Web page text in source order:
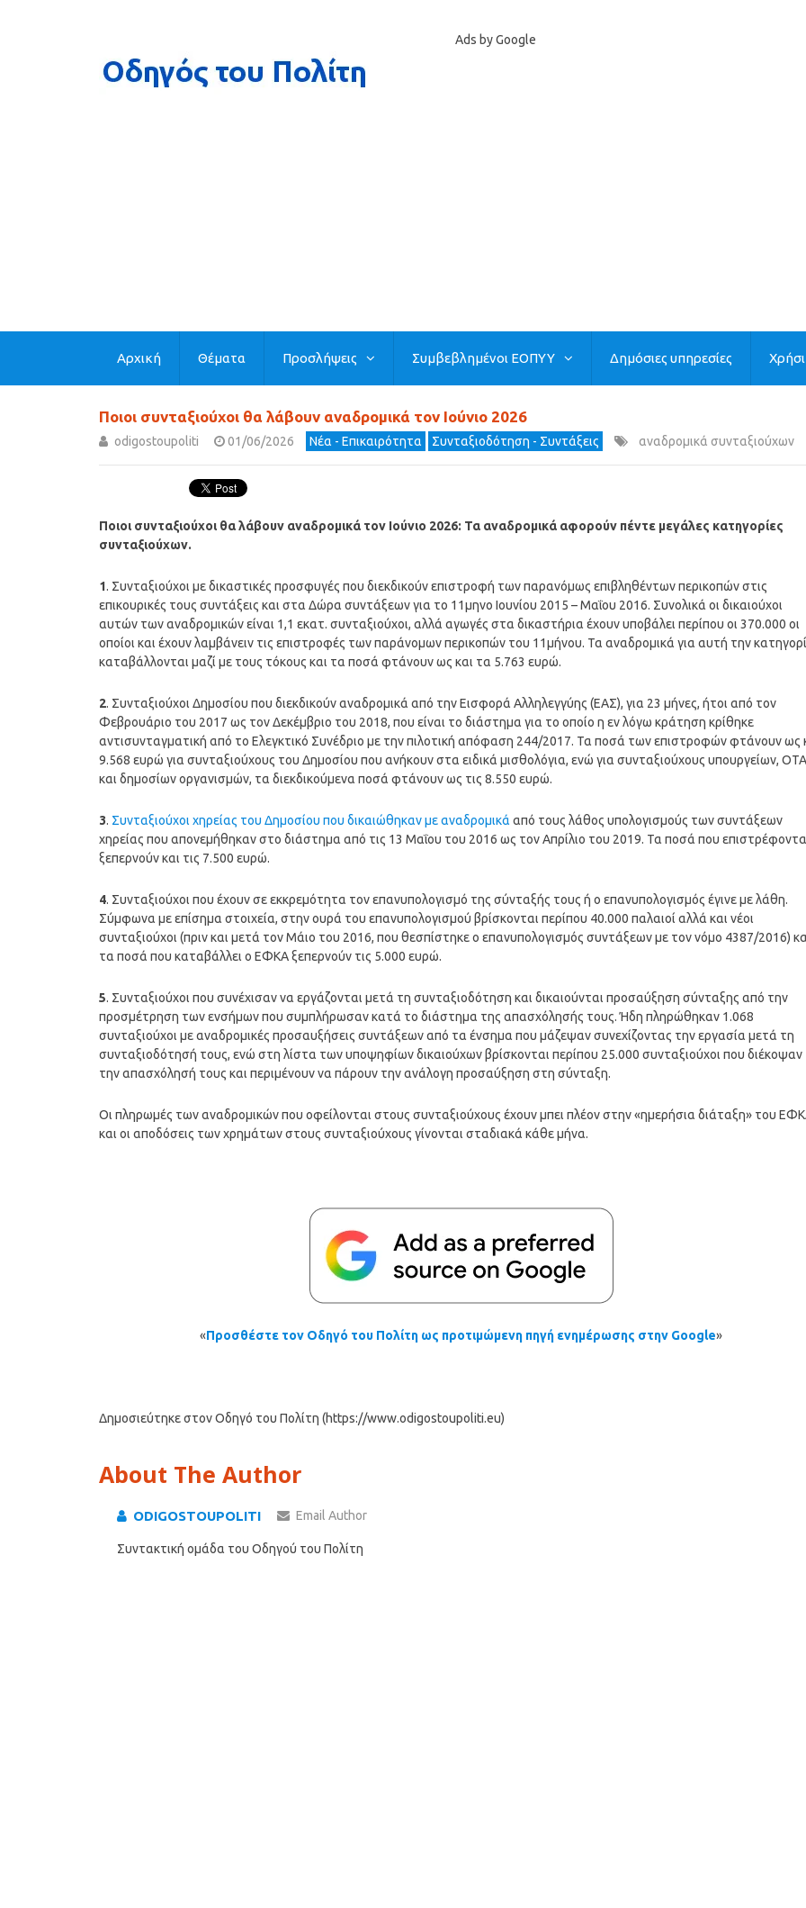
Ads by Google
Αρχική Θέματα Προσλήψεις Συμβεβλημένοι ΕΟΠΥΥ Δημόσιες υπηρεσίες
Ποιοι συνταξιούχοι θα λάβουν αναδρομικά τον Ιούνιο 2026
odigostoupoliti 01/06/2026 Νέα - Επικαιρότητα Συνταξιοδότηση - Συντάξεις αναδρομικά συνταξιούχων
Ποιοι συνταξιούχοι θα λάβουν αναδρομικά τον Ιούνιο 2026: Τα αναδρομικά αφορούν πέντε μεγάλες κατηγορίες
συνταξιούχων.
1. Συνταξιούχοι με δικαστικές προσφυγές που διεκδικούν επιστροφή των παρανόμως επιβληθέντων περικοπών στις
επικουρικές τους συντάξεις και στα Δώρα συντάξεων για το 11μηνο Ιουνίου 2015 – Μαΐου 2016. Συνολικά οι δικαιούχοι
αυτών των αναδρομικών είναι 1,1 εκατ. συνταξιούχοι, αλλά αγωγές στα δικαστήρια έχουν υποβάλει περίπου οι 370.000 οι
οποίοι και έχουν λαμβάνειν τις επιστροφές των παράνομων περικοπών του 11μήνου. Τα αναδρομικά για αυτή την
καταβάλλονται μαζί με τους τόκους και τα ποσά φτάνουν ως και τα 5.763 ευρώ.
2. Συνταξιούχοι Δημοσίου που διεκδικούν αναδρομικά από την Εισφορά Αλληλεγγύης (ΕΑΣ), για 23 μήνες, ήτοι από τον
Φεβρουάριο του 2017 ως τον Δεκέμβριο του 2018, που είναι το διάστημα για το οποίο η εν λόγω κράτηση κρίθηκε
αντισυνταγματική από το Ελεγκτικό Συνέδριο με την πιλοτική απόφαση 244/2017. Τα ποσά των επιστροφών φτάνουν ως
9.568 ευρώ για συνταξιούχους του Δημοσίου που ανήκουν στα ειδικά μισθολόγια, ενώ για συνταξιούχους υπουργείων, ΟΤΑ
και δημοσίων οργανισμών, τα διεκδικούμενα ποσά φτάνουν ως τις 8.550 ευρώ.
3. Συνταξιούχοι χηρείας του Δημοσίου που δικαιώθηκαν με αναδρομικάαπό τους λάθος υπολογισμούς των συντάξεων
χηρείας που απονεμήθηκαν στο διάστημα από τις 13 Μαΐου του 2016 ως τον Απρίλιο του 2019. Τα ποσά που
ξεπερνούν και τις 7.500 ευρώ.
4. Συνταξιούχοι που έχουν σε εκκρεμότητα τον επανυπολογισμό της σύνταξής τους ή ο επανυπολογισμός έγινε με λάθη.
Σύμφωνα με επίσημα στοιχεία, στην ουρά του επανυπολογισμού βρίσκονται περίπου 40.000 παλαιοί αλλά και νέοι
συνταξιούχοι (πριν και μετά τον Μάιο του 2016, που θεσπίστηκε ο επανυπολογισμός συντάξεων με τον νόμο 4387/2016)
τα ποσά που καταβάλλει ο ΕΦΚΑ ξεπερνούν τις 5.000 ευρώ.
5. Συνταξιούχοι που συνέχισαν να εργάζονται μετά τη συνταξιοδότηση και δικαιούνται προσαύξηση σύνταξης από την
προσμέτρηση των ενσήμων που συμπλήρωσαν κατά το διάστημα της απασχόλησής τους. Ήδη πληρώθηκαν 1.068
συνταξιούχοι με αναδρομικές προσαυξήσεις συντάξεων από τα ένσημα που μάζεψαν συνεχίζοντας την εργασία μετά τη
συνταξιοδότησή τους, ενώ στη λίστα των υποψηφίων δικαιούχων βρίσκονται περίπου 25.000 συνταξιούχοι που διέκοψαν
την απασχόλησή τους και περιμένουν να πάρουν την ανάλογη προσαύξηση στη σύνταξη.
Οι πληρωμές των αναδρομικών που οφείλονται στους συνταξιούχους έχουν μπει πλέον στην «ημερήσια διάταξη» του
και οι αποδόσεις των χρημάτων στους συνταξιούχους γίνονται σταδιακά κάθε μήνα.
«Προσθέστε τον Οδηγό του Πολίτη ως προτιμώμενη πηγή ενημέρωσης στην Google»
Δημοσιεύτηκε στον Οδηγό του Πολίτη (https://www.odigostoupoliti.eu)
About The Author
ODIGOSTOUPOLITI Email Author
Συντακτική ομάδα του Οδηγού του Πολίτη